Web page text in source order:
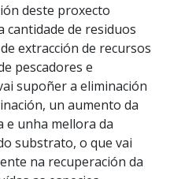
deste proxecto
cantidade de residuos
extracción de recursos
pescadores e
supoñer a eliminación
un aumento da
e unha mellora da
substrato, o que vai
na recuperación da